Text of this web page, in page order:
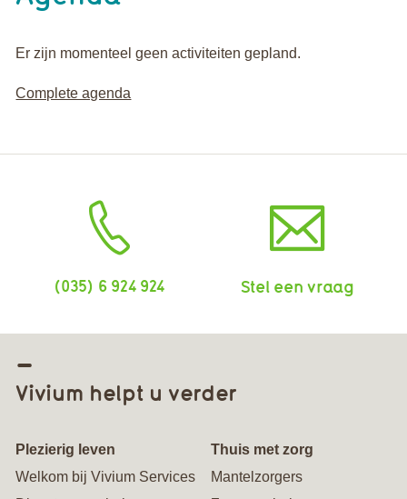
Er zijn momenteel geen activiteiten gepland.
Complete agenda
(035) 6 924 924 Stel een vraag
Vivium helpt u verder
Plezierig leven
Welkom bij Vivium Services
Thuis met zorg
Mantelzorgers